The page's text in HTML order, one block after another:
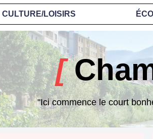
CULTURE/LOISIRS
[
"Ici commence le court